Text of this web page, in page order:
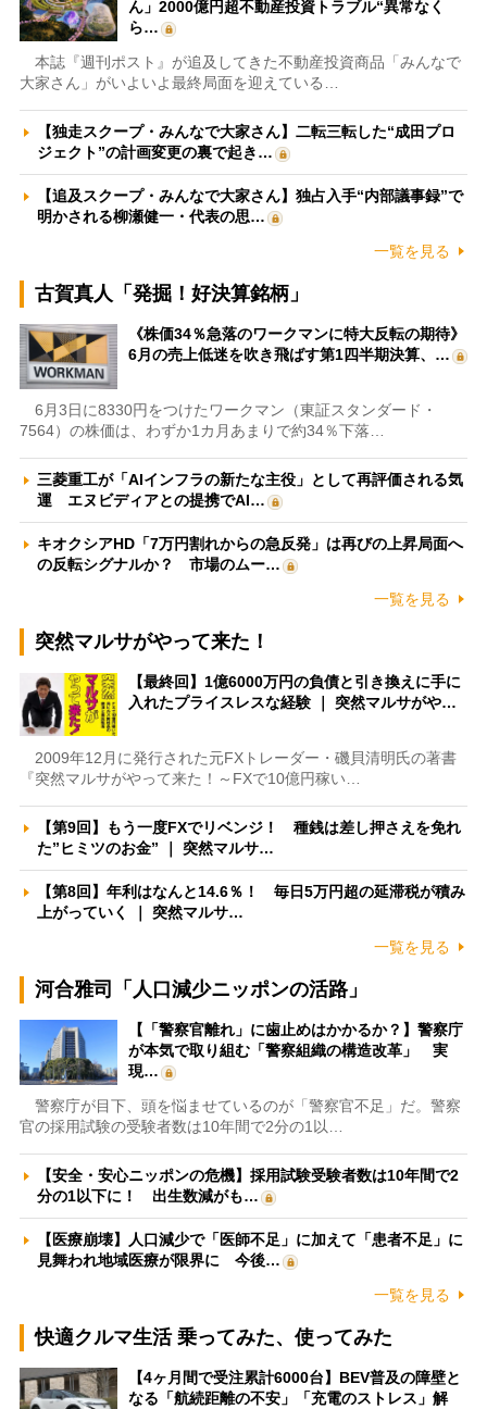
ん」2000億円超不動産投資トラブル“異常なく
ら…
本誌『週刊ポスト』が追及してきた不動産投資商品「みんなで
大家さん」がいよいよ最終局面を迎えている…
【独走スクープ・みんなで大家さん】二転三転した“成田プロ
ジェクト”の計画変更の裏で起き…
【追及スクープ・みんなで大家さん】独占入手“内部議事録”で
明かされる柳瀬健一・代表の思…
一覧を見る
古賀真人「発掘！好決算銘柄」
《株価34％急落のワークマンに特大反転の期待》
6月の売上低迷を吹き飛ばす第1四半期決算、…
6月3日に8330円をつけたワークマン（東証スタンダード・
7564）の株価は、わずか1カ月あまりで約34％下落…
三菱重工が「AIインフラの新たな主役」として再評価される気
運 エヌビディアとの提携でAI…
キオクシアHD「7万円割れからの急反発」は再びの上昇局面へ
の反転シグナルか？ 市場のムー…
一覧を見る
突然マルサがやって来た！
【最終回】1億6000万円の負債と引き換えに手に
入れたプライスレスな経験 ｜ 突然マルサがや…
2009年12月に発行された元FXトレーダー・磯貝清明氏の著書
『突然マルサがやって来た！～FXで10億円稼い…
【第9回】もう一度FXでリベンジ！ 種銭は差し押さえを免れ
た”ヒミツのお金” ｜ 突然マルサ…
【第8回】年利はなんと14.6％！ 毎日5万円超の延滞税が積み
上がっていく ｜ 突然マルサ…
一覧を見る
河合雅司「人口減少ニッポンの活路」
【「警察官離れ」に歯止めはかかるか？】警察庁
が本気で取り組む「警察組織の構造改革」 実
現…
警察庁が目下、頭を悩ませているのが「警察官不足」だ。警察
官の採用試験の受験者数は10年間で2分の1以…
【安全・安心ニッポンの危機】採用試験受験者数は10年間で2
分の1以下に！ 出生数減がも…
【医療崩壊】人口減少で「医師不足」に加えて「患者不足」に
見舞われ地域医療が限界に 今後…
一覧を見る
快適クルマ生活 乗ってみた、使ってみた
【4ヶ月間で受注累計6000台】BEV普及の障壁と
なる「航続距離の不安」「充電のストレス」解